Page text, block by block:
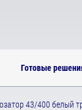
Готовые
43/400 белый